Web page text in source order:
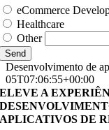
eCommerce
Healthcare
Other
Send
Desenvolvimento de
05T07:06:55+00:00
ELEVE A
APLICATIVOS DE